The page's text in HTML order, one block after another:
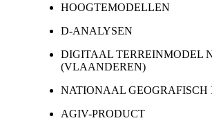
HOOGTEMODELLEN
D-ANALYSEN
DIGITAAL TERREINMODEL
(VLAANDEREN)
NATIONAAL GEOGRAFISCH
AGIV-PRODUCT